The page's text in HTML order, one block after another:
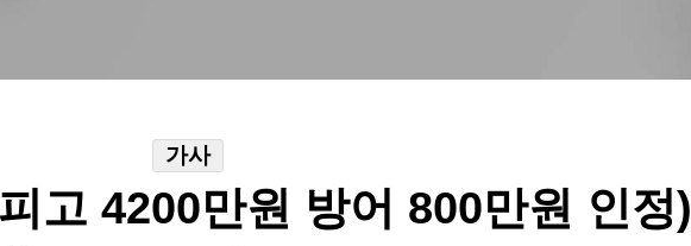
가사
고 4200만원 방어 800만원 인정)